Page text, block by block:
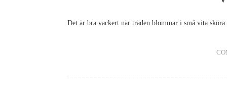
Det är bra vackert när träden blommar i små vita